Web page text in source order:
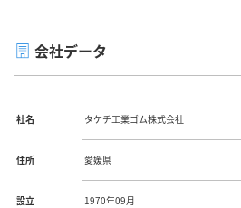
会社データ
社名 タケチ工業ゴム株式会社
住所 愛媛県
設立 1970年09月